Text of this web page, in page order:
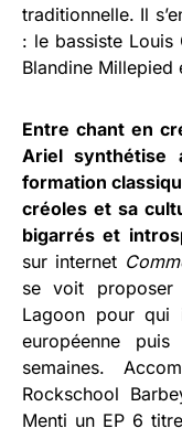
traditionnelle. Il
: le bassiste Louis
Blandine Millepied
Entre chant en
Ariel synthétise
formation
créoles et sa
bigarrés et
sur internet
se voit proposer
Lagoon pour
européenne
semaines.
Rockschool
Menti un EP 6